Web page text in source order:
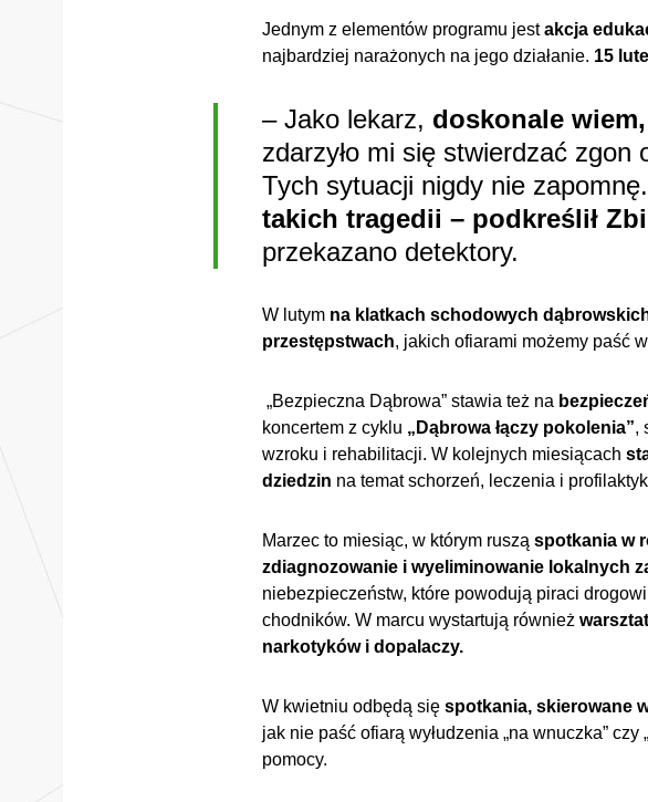
Jednym z elementów programu jestakcja
najbardziej narażonych na jego działanie. 15
– Jako lekarz, doskonale
zdarzyło mi się stwierdzać
Tych sytuacji nigdy nie
takich tragedii – podkreślił
przekazano detektory.
W lutym na klatkach schodowych
przestępstwach, jakich ofiarami możemy paść
„Bezpieczna Dąbrowa” stawia też na
koncertem z cyklu „Dąbrowa łączy pokolenia”,
wzroku i rehabilitacji. W kolejnych miesiącach
dziedzin na temat schorzeń, leczenia i
Marzec to miesiąc, w którym ruszą spotkania w
zdiagnozowanie i wyeliminowanie lokalnych
niebezpieczeństw, które powodują piraci
chodników. W marcu wystartują również
narkotyków i dopalaczy.
W kwietniu odbędą się spotkania, skierowane
jak nie paść ofiarą wyłudzenia „na wnuczka”
pomocy.